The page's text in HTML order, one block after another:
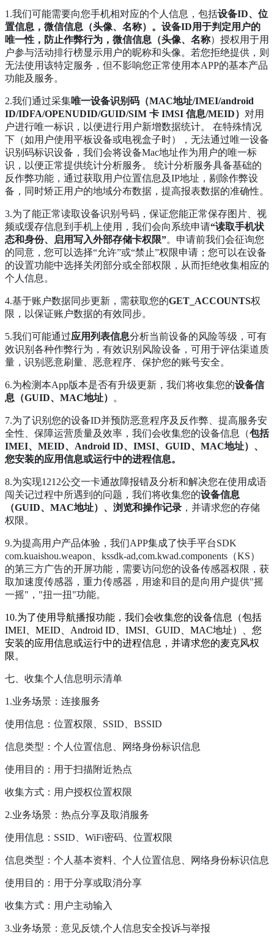
1.我们可能需要向您手机相对应的个人信息，包括设备ID、位
置信息，微信信息（头像、名称）。设备ID用于判定用户的
唯一性，防止作弊行为，微信信息（头像、名称）授权用于用
户参与活动排行榜显示用户的昵称和头像。若您拒绝提供，则
无法使用该特定服务，但不影响您正常使用本APP的基本产品
功能及服务。
2.我们通过采集唯一设备识别码（MAC地址/IMEI/android
ID/IDFA/OPENUDID/GUID/SIM 卡 IMSI 信息/MEID） 对用
户进行唯一标识，以便进行用户新增数据统计。 在特殊情况
下（如用户使用平板设备或电视盒子时），无法通过唯一设备
识别码标识设备，我们会将设备Mac地址作为用户的唯一标
识，以便正常提供统计分析服务。 统计分析服务具备基础的
反作弊功能，通过获取用户位置信息及IP地址，剔除作弊设
备，同时矫正用户的地域分布数据，提高报表数据的准确性。
3.为了能正常读取设备识别号码，保证您能正常保存图片、视
频或缓存信息到手机上使用，我们会向系统申请“读取手机状
态和身份、启用写入外部存储卡权限”。申请前我们会征询您
的同意，您可以选择“允许”或“禁止”权限申请；您可以在设备
的设置功能中选择关闭部分或全部权限，从而拒绝收集相应的
个人信息。
4.基于账户数据同步更新，需获取您的GET_ACCOUNTS权
限，以保证账户数据的有效同步。
5.我们可能通过应用列表信息分析当前设备的风险等级，可有
效识别各种作弊行为，有效识别风险设备，可用于评估渠道质
量，识别恶意刷量、恶意程序、保护您的账号安全。
6.为检测本App版本是否有升级更新，我们将收集您的设备信
息（GUID、MAC地址）
。
7.为了识别您的设备ID并预防恶意程序及反作弊、提高服务安
全性、保障运营质量及效率，我们会收集您的设备信息（包括
IMEI、MEID、Android ID、IMSI、GUID、MAC地址）、
您安装的应用信息或运行中的进程信息。
8.为实现1212公交一卡通故障报错及分析和解决您在使用成语
闯关记过程中所遇到的问题，我们将收集您的设备信息
（GUID、MAC地址）、浏览和操作记录 ，并请求您的存储
权限。
9.为提高用户产品体验，我们APP集成了快手平台SDK
com.kuaishou.weapon、kssdk-ad,com.kwad.components（KS）
的第三方广告的开屏功能，需要访问您的设备传感器权限，获
取加速度传感器，重力传感器，用途和目的是向用户提供"摇
一摇"，"扭一扭"功能。
10.为了使用导航播报功能，我们会收集您的设备信息（包括
IMEI、MEID、Android ID、IMSI、GUID、MAC地址）、您
安装的应用信息或运行中的进程信息，并请求您的麦克风权
限。
七、收集个人信息明示清单
1.业务场景：连接服务
使用信息：位置权限、SSID、BSSID
信息类型：个人位置信息、网络身份标识信息
使用目的：用于扫描附近热点
收集方式：用户授权位置权限
2.业务场景：热点分享及取消服务
使用信息：SSID、WiFi密码、位置权限
信息类型：个人基本资料、个人位置信息、网络身份标识信息
使用目的：用于分享或取消分享
收集方式：用户主动输入
3.业务场景：意见反馈,个人信息安全投诉与举报